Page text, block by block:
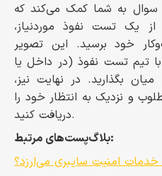
سوال به شما کمک می‌کند که
از یک تست نفوذ موردنیاز،
خود برسید. این تصویر
با تیم تست نفوذ (در داخل یا
بگذارید. در نهایت نیز،
و نزدیک به انتظار خود را
دریافت کنید.
بلاگ‌پست‌های مرتبط:
خدمات امنیت سایبری می‌ارزد؟